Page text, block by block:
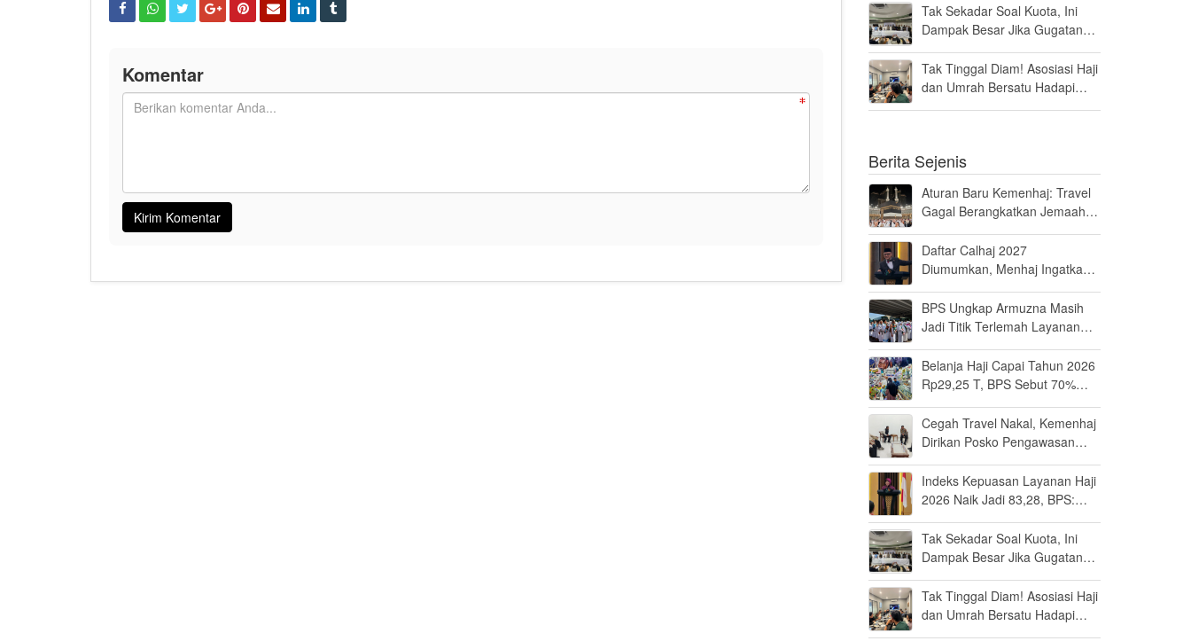
Komentar
Tak Sekadar Soal Kuota, Ini
Dampak Besar Jika Gugatan
Tak Tinggal Diam! Asosiasi Haji
dan Umrah Bersatu Hadapi
Berita Sejenis
Aturan Baru Kemenhaj: Travel
Gagal Berangkatkan Jemaah
Daftar Calhaj 2027
Diumumkan, Menhaj Ingatkan
BPS Ungkap Armuzna Masih
Jadi Titik Terlemah Layanan
Belanja Haji Capai Tahun 2026
Rp29,25 T, BPS Sebut 70%
Saudi
Cegah Travel Nakal, Kemenhaj
Dirikan Posko Pengawasan
Indeks Kepuasan Layanan Haji
2026 Naik Jadi 83,28, BPS:
Tak Sekadar Soal Kuota, Ini
Dampak Besar Jika Gugatan
Tak Tinggal Diam! Asosiasi Haji
dan Umrah Bersatu Hadapi